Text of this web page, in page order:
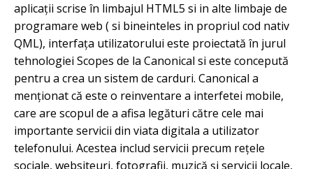
aplicații scrise în limbajul HTML5 si in alte limbaje de
programare web ( si bineinteles in propriul cod nativ
QML), interfața utilizatorului este proiectată în jurul
tehnologiei Scopes de la Canonical si este concepută
pentru a crea un sistem de carduri. Canonical a
menționat că este o reinventare a interfetei mobile,
care are scopul de a afisa legături către cele mai
importante servicii din viata digitala a utilizator
telefonului. Acestea includ servicii precum rețele
sociale, websiteuri, fotografii, muzică și servicii locale,